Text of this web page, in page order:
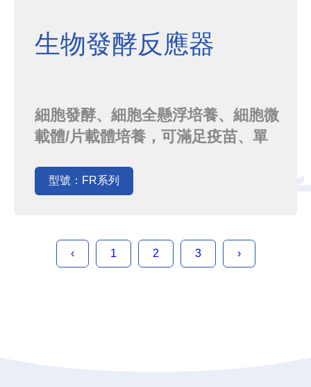
生物發酵反應器
細胞發酵、細胞全懸浮培養、細胞微
載體/片載體培養，可滿足疫苗、單
進料/進氣模式可選，搭載西門子全自
動高精度控制 (PLC+WinCC或PCS7
型號：FR系列
‹ 1 2 3 ›